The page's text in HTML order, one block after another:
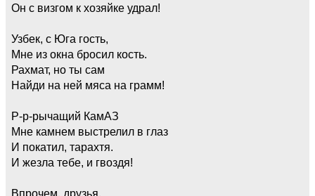
Он с визгом к хозяйке удрал!
Узбек, с Юга гость,
Мне из окна бросил кость.
Рахмат, но ты сам
Найди на ней мяса на грамм!
Р-р-рычащий КамАЗ
Мне камнем выстрелил в глаз
И покатил, тарахтя.
И жезла тебе, и гвоздя!
Впрочем, друзья,